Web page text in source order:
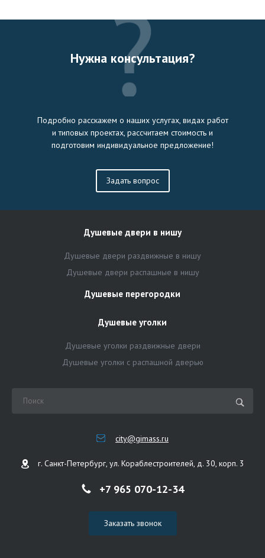
Нужна консультация?
Подробно расскажем о наших услугах, видах работ
и типовых проектах, рассчитаем стоимость и
подготовим индивидуальное предложение!
Задать вопрос
Душевые двери в нишу
Душевые двери раздвижные в нишу
Душевые двери распашные в нишу
Душевые перегородки
Душевые уголки
Душевые уголки раздвижные двери
Душевые уголки с распашной дверью
city@gimass.ru
г. Санкт-Петербург, ул. Кораблестроителей, д. 30, корп. 3
+7 965 070-12-34
Заказать звонок